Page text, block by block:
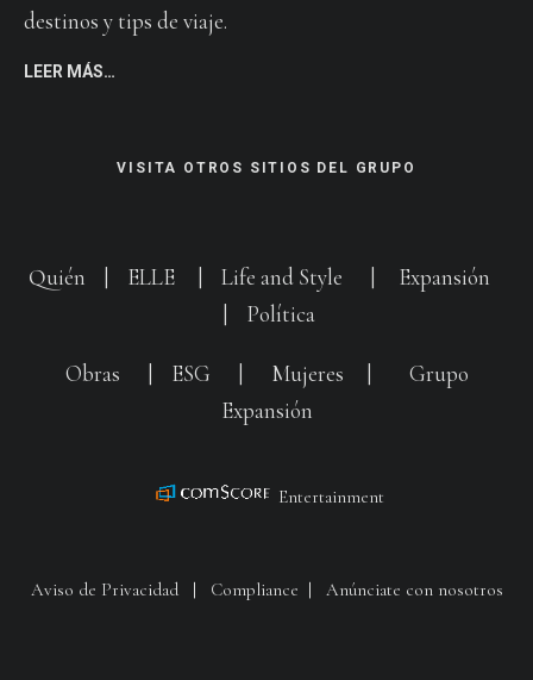
destinos y tips de viaje.
LEER MÁS…
VISITA OTROS SITIOS DEL GRUPO
Quién ELLE Life and Style
Expansión
Política
Obras ESG Mujeres
Grupo
Expansión
Entertainment
Aviso de Privacidad| Compliance Anúnciate con nosotros